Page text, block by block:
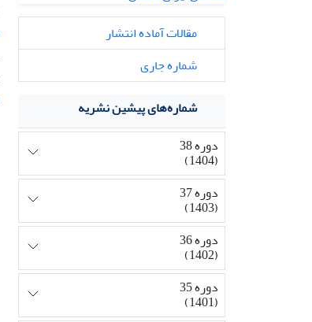
مقالات آماده انتشار
شماره جاری
شماره‌های پیشین نشریه
دوره 38
(1404)
دوره 37
(1403)
دوره 36
(1402)
دوره 35
(1401)